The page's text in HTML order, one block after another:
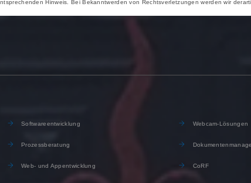
Hinweis. Bei Bekanntwerden von Rechtsverletzungen werden wir
Softwareentwicklung
Prozessberatung
Web- und Appentwicklung
Webcam-Lösungen
CoRF